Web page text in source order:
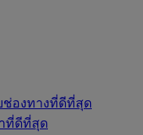
องทางที่ดีที่สุด
ที่ดีที่สุด